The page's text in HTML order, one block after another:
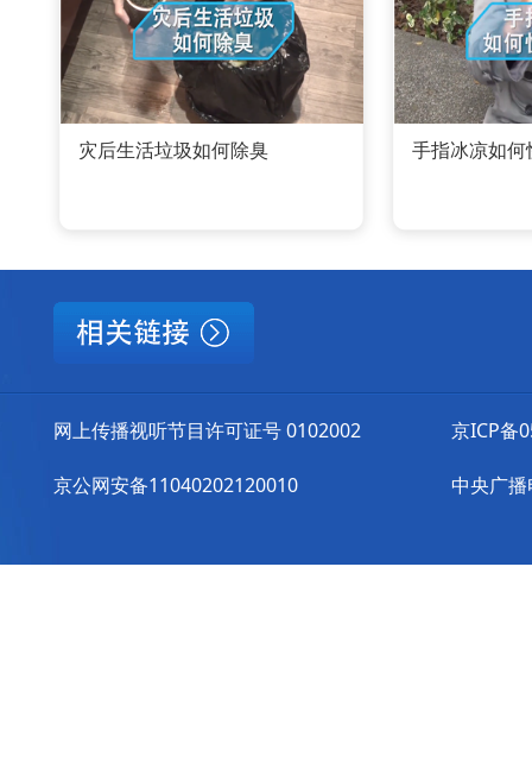
灾后生活垃圾如何除臭 手指冰凉如何
网上传播视听节目许可证号 0102002
京公网安备11040202120010
京ICP备
中央广